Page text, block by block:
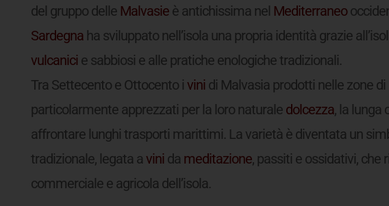
del gruppo delle Malvasieè antichissima nel Mediterraneo
Sardegnaha sviluppato nell’isola una propria identità grazie
vulcanici e sabbiosi e alle pratiche enologiche tradizionali.
Tra Settecento e Ottocento i vini di Malvasia prodotti nelle zone di
particolarmente apprezzati per la loro naturale dolcezza, la lunga
affrontare lunghi trasporti marittimi. La varietà è diventata un
tradizionale, legata a vini da meditazione, passiti e ossidativi, che
commerciale e agricola dell’isola.